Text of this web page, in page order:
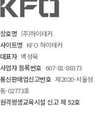
상호명 (주)하이테커
사이트명 KFO 하이테커
대표자 백성욱
사업자 등록번호 607-81-88373
통신판매업신고번호 제2020-서울성
동-02773호
원격평생교육시설 신고 제 52호